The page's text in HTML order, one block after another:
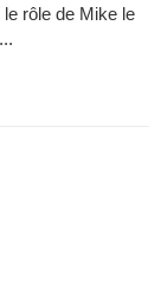
rôle de Mike le